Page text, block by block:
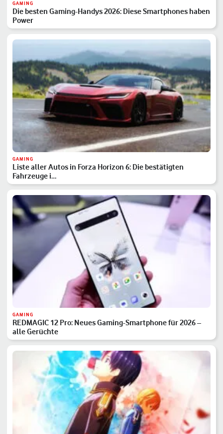
GAMING
Die besten Gaming-Handys 2026: Diese Smartphones haben
Power
GAMING
Liste aller Autos in Forza Horizon 6: Die bestätigten
Fahrzeuge i…
GAMING
REDMAGIC 12 Pro: Neues Gaming-Smartphone für 2026 –
alle Gerüchte